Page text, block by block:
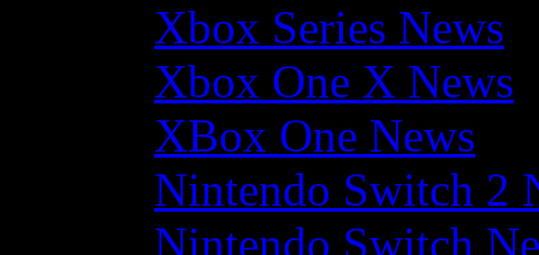
Xbox Series News
Xbox One X News
XBox One News
Nintendo Switch 2
Nintendo Switch